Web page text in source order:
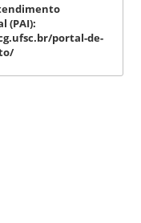
(PAI):
portal-de-